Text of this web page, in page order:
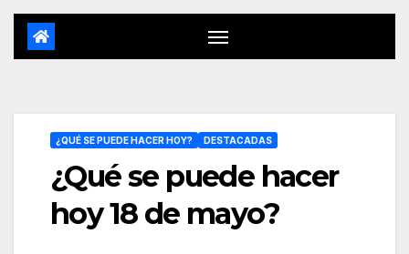
¿QUÉ SE PUEDE HACER HOY? DESTACADAS
¿Qué se puede hacer
hoy 18 de mayo?